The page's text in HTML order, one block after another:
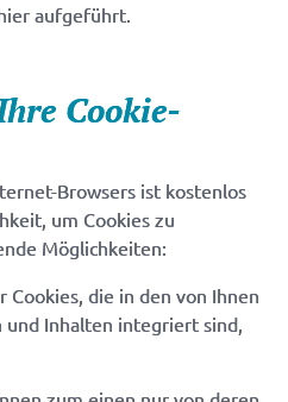
aufgeführt.
Cookie-
Browsers ist kostenlos
um Cookies zu
Möglichkeiten:
Cookies, die in den von Ihnen
Inhalten integriert sind,